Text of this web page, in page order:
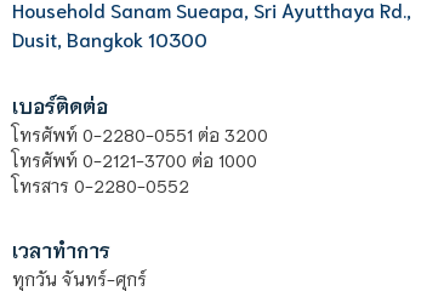
Household Sanam Sueapa, Sri Ayutthaya Rd.,
Dusit, Bangkok 10300
เบอร์ติดต่อ
โทรศัพท์ 0-2280-0551 ต่อ 3200
โทรศัพท์ 0-2121-3700 ต่อ 1000
โทรสาร 0-2280-0552
เวลาทำการ
ทุกวัน จันทร์-ศุกร์